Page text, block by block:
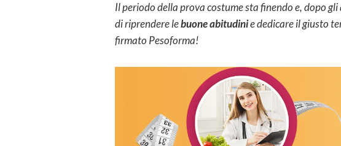
Il periodo della prova costume sta finendo e, dopo
di riprendere lebuone abitudinie dedicare il giusto
firmato Pesoforma!